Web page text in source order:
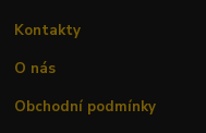
Kontakty
O nás
Obchodní podmínky